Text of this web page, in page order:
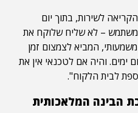
לשירות, בתוך יום
– לא שליח שלוקח את
המביא לצמצום זמן
והיה אם לטכנאי אין את
לבית הלקוח".